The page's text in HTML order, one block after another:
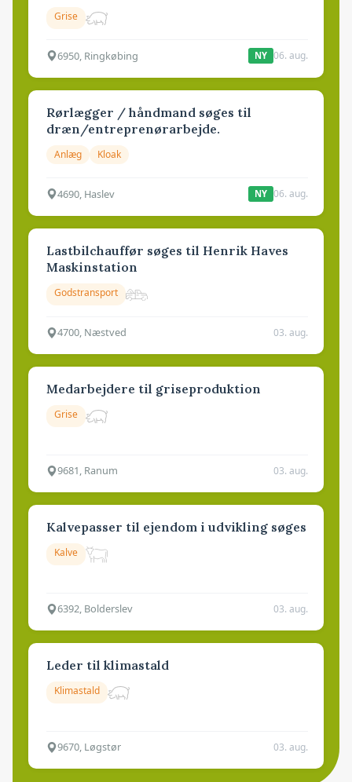
Grise
6950, Ringkøbing NY 06. aug.
Rørlægger / håndmand søges til
dræn/entreprenørarbejde.
Anlæg Kloak
4690, Haslev NY 06. aug.
Lastbilchauffør søges til Henrik Haves
Maskinstation
Godstransport
4700, Næstved 03. aug.
Medarbejdere til griseproduktion
Grise
9681, Ranum 03. aug.
Kalvepasser til ejendom i udvikling søges
Kalve
6392, Bolderslev 03. aug.
Leder til klimastald
Klimastald
9670, Løgstør 03. aug.